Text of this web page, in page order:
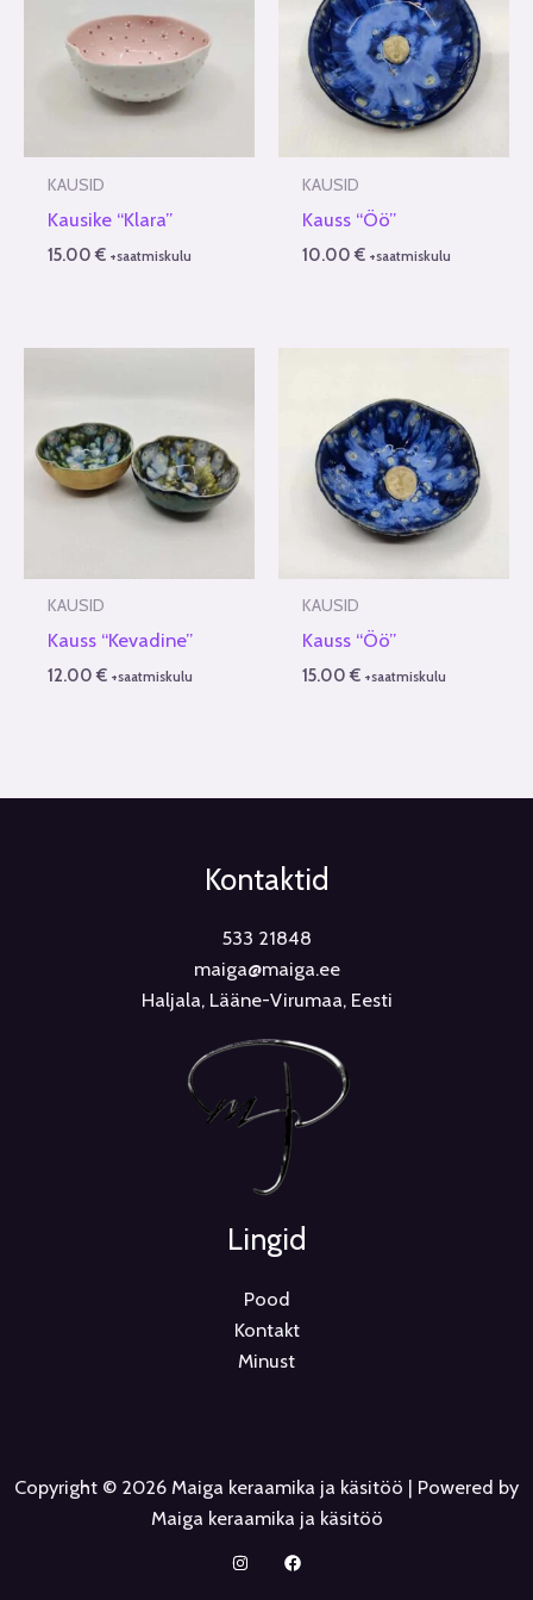
KAUSID
Kausike “Klara”
15.00€ +saatmiskulu
KAUSID
Kauss “Öö”
10.00€ +saatmiskulu
KAUSID
Kauss “Kevadine”
12.00€ +saatmiskulu
KAUSID
Kauss “Öö”
15.00€ +saatmiskulu
Kontaktid
533 21848
maiga@maiga.ee
Haljala, Lääne-Virumaa, Eesti
Lingid
Pood
Kontakt
Minust
Copyright © 2026 Maiga keraamika ja käsitöö | Powered by
Maiga keraamika ja käsitöö